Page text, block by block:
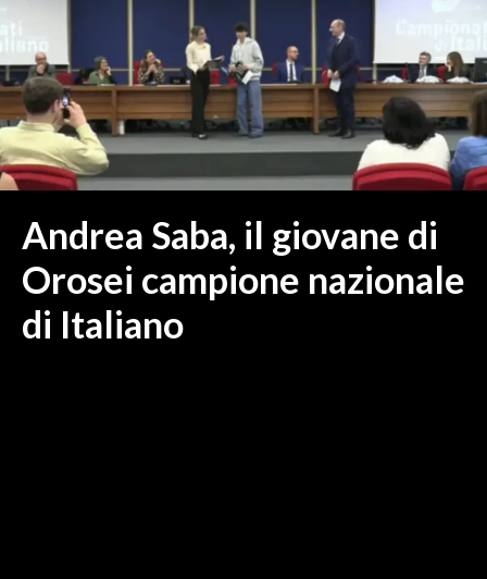
MEDIO CAMPIDANO
SASSARI E PROVINCIA
GALLURA
NUORO E PROVINCIA
OGLIASTRA
ITALIA
MONDO
Andrea Saba, il giovane di
Orosei campione nazionale
di Italiano